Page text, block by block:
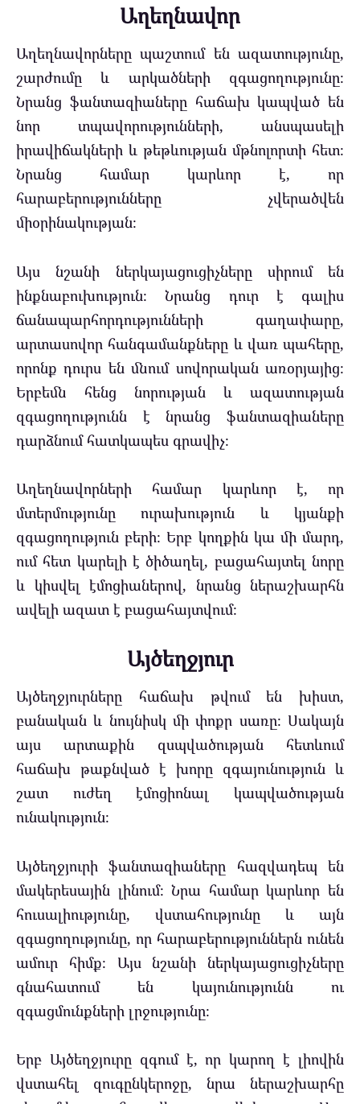
Աղեղնավոր
Աղեղնավորները պաշտում են ազատությունը,
շարժումը և արկածների զգացողությունը։
Նրանց ֆանտազիաները հաճախ կապված են
նոր տպավորությունների, անսպասելի
իրավիճակների և թեթևության մթնոլորտի հետ։
Նրանց համար կարևոր է, որ
հարաբերությունները չվերածվեն
միօրինակության։
Այս նշանի ներկայացուցիչները սիրում են
ինքնաբուխություն։ Նրանց դուր է գալիս
ճանապարհորդությունների գաղափարը,
արտասովոր հանգամանքները և վառ պահերը,
որոնք դուրս են մնում սովորական առօրյայից։
Երբեմն հենց նորության և ազատության
զգացողությունն է նրանց ֆանտազիաները
դարձնում հատկապես գրավիչ։
Աղեղնավորների համար կարևոր է, որ
մտերմությունը ուրախություն և կյանքի
զգացողություն բերի։ Երբ կողքին կա մի մարդ,
ում հետ կարելի է ծիծաղել, բացահայտել նորը
և կիսվել էմոցիաներով, նրանց ներաշխարհն
ավելի ազատ է բացահայտվում։
Այծեղջյուր
Այծեղջյուրները հաճախ թվում են խիստ,
բանական և նույնիսկ մի փոքր սառը։ Սակայն
այս արտաքին զսպվածության հետևում
հաճախ թաքնված է խորը զգայունություն և
շատ ուժեղ էմոցիոնալ կապվածության
ունակություն։
Այծեղջյուրի ֆանտազիաները հազվադեպ են
մակերեսային լինում։ Նրա համար կարևոր են
հուսալիությունը, վստահությունը և այն
զգացողությունը, որ հարաբերություններն ունեն
ամուր հիմք։ Այս նշանի ներկայացուցիչները
գնահատում են կայունությունն ու
զգացմունքների լրջությունը։
Երբ Այծեղջյուրը զգում է, որ կարող է լիովին
վստահել զուգընկերոջը, նրա ներաշխարհը